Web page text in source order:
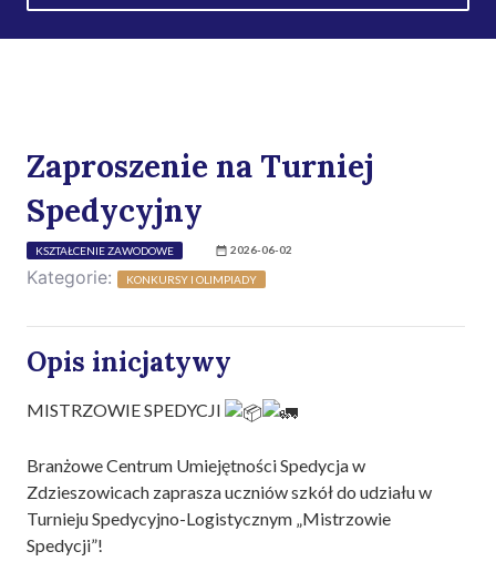
Zaproszenie na Turniej
Spedycyjny
KSZTAŁCENIE ZAWODOWE 2026-06-02
Kategorie: KONKURSY I OLIMPIADY
Opis inicjatywy
MISTRZOWIE SPEDYCJI
Branżowe Centrum Umiejętności Spedycja w
Zdzieszowicach zaprasza uczniów szkół do udziału w
Turnieju Spedycyjno-Logistycznym „Mistrzowie
Spedycji”!